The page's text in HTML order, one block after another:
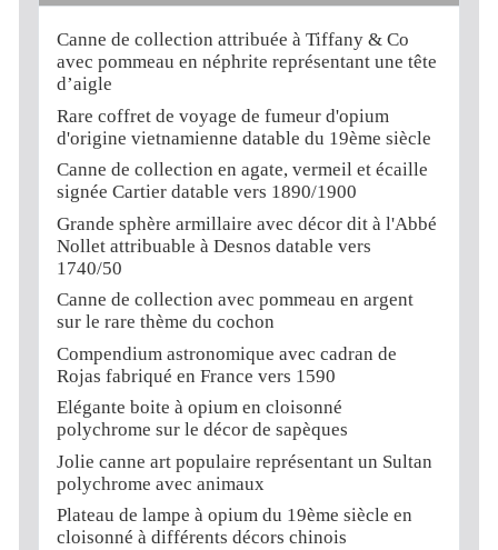
Canne de collection attribuée à Tiffany & Co
avec pommeau en néphrite représentant une tête
d’aigle
Rare coffret de voyage de fumeur d'opium
d'origine vietnamienne datable du 19ème siècle
Canne de collection en agate, vermeil et écaille
signée Cartier datable vers 1890/1900
Grande sphère armillaire avec décor dit à l'Abbé
Nollet attribuable à Desnos datable vers
1740/50
Canne de collection avec pommeau en argent
sur le rare thème du cochon
Compendium astronomique avec cadran de
Rojas fabriqué en France vers 1590
Elégante boite à opium en cloisonné
polychrome sur le décor de sapèques
Jolie canne art populaire représentant un Sultan
polychrome avec animaux
Plateau de lampe à opium du 19ème siècle en
cloisonné à différents décors chinois